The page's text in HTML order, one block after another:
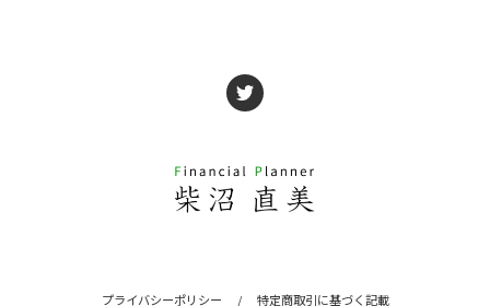
プライバシーポリシー / 特定商取引に基づく記載